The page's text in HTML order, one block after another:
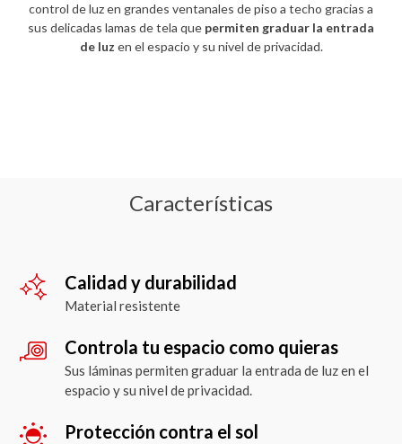
control de luz en grandes ventanales de piso a techo gracias a
sus delicadas lamas de tela que permiten graduar la entrada
de luz en el espacio y su nivel de privacidad.
Características
Calidad y durabilidad
Material resistente
Controla tu espacio como quieras
Sus láminas permiten graduar la entrada de luz en el
espacio y su nivel de privacidad.
Protección contra el sol